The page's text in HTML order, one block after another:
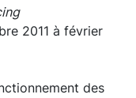
2011 à février
des